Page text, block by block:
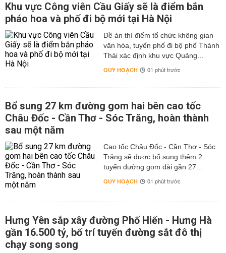
Khu vực Công viên Cầu Giấy sẽ là điểm bắn
pháo hoa và phố đi bộ mới tại Hà Nội
Đề án thí điểm tổ chức không gian
văn hóa, tuyến phố đi bộ phố Thành
Thái xác định khu vực Quảng...
QUY HOẠCH 01 phút trước
Bổ sung 27 km đường gom hai bên cao tốc
Châu Đốc - Cần Thơ - Sóc Trăng, hoàn thành
sau một năm
Cao tốc Châu Đốc - Cần Thơ - Sóc
Trăng sẽ được bổ sung thêm 2
tuyến đường gom dài gần 27...
QUY HOẠCH 01 phút trước
Hưng Yên sắp xây đường Phố Hiến - Hưng Hà
gần 16.500 tỷ, bố trí tuyến đường sắt đô thị
chạy song song